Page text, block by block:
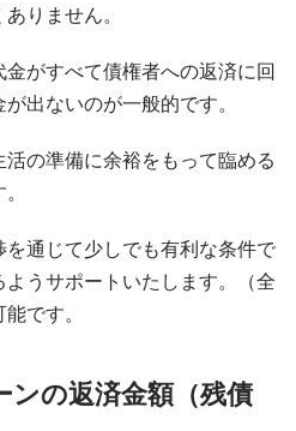
りません。
がすべて債権者への返済に回
出ないのが一般的です。
の準備に余裕をもって臨める
通じて少しでも有利な条件で
うサポートいたします。（全
です。
ンの返済金額（残債